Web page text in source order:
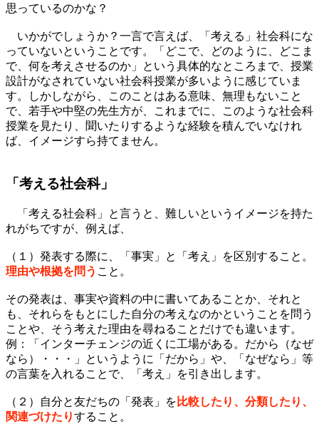
思っているのかな？
いかがでしょうか？一言で言えば、「考える」社会科にな
っていないということです。「どこで、どのように、どこま
で、何を考えさせるのか」という具体的なところまで、授業
設計がなされていない社会科授業が多いように感じていま
す。しかしながら、このことはある意味、無理もないこと
で、若手や中堅の先生方が、これまでに、このような社会科
授業を見たり、聞いたりするような経験を積んでいなけれ
ば、イメージすら持てません。
「考える社会科」
「考える社会科」と言うと、難しいというイメージを持た
れがちですが、例えば、
（１）発表する際に、「事実」と「考え」を区別すること。
理由や根拠を問う こと。
その発表は、事実や資料の中に書いてあることか、それと
も、それらをもとにした自分の考えなのかということを問う
ことや、そう考えた理由を尋ねることだけでも違います。
例：「インターチェンジの近くに工場がある。だから（なぜ
なら）・・・」というように「だから」や、「なぜなら」等
の言葉を入れることで、「考え」を引き出します。
（２）自分と友だちの「発表」を 比較したり、分類したり、
関連づけたりすること。